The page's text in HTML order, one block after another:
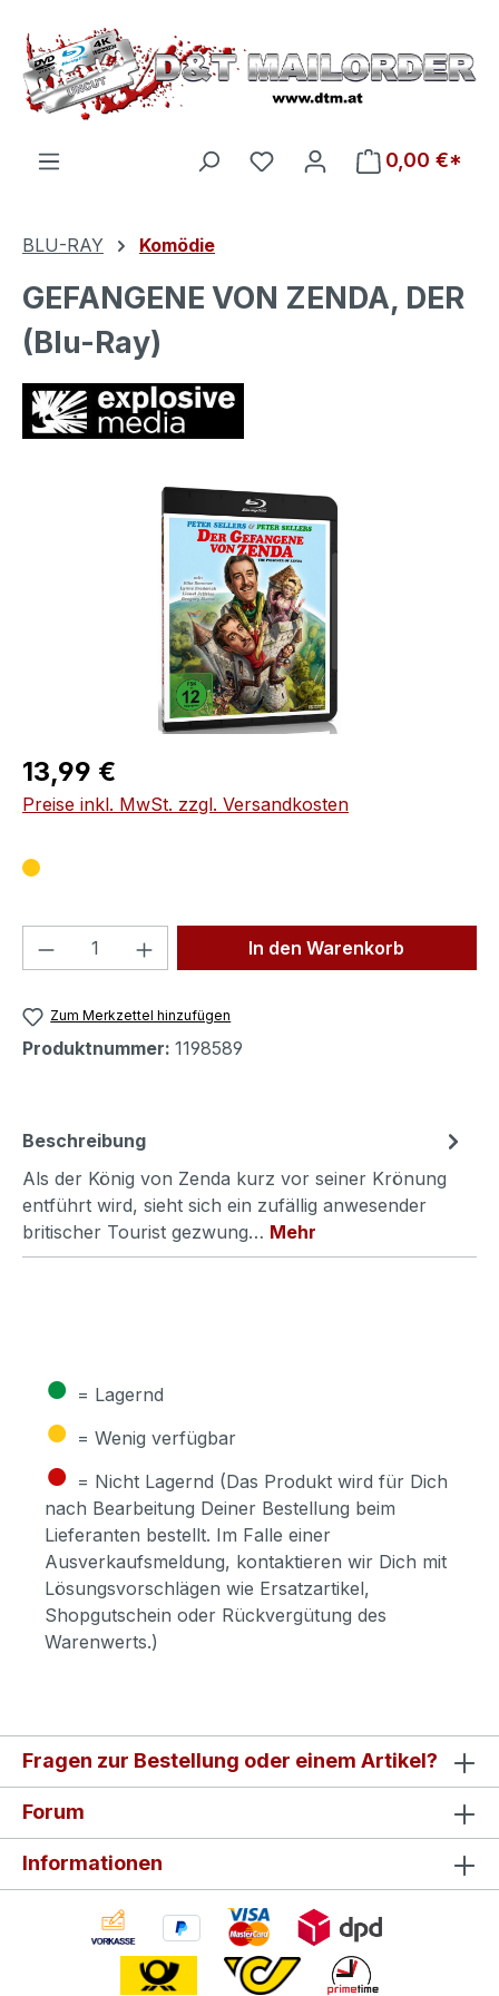
Zum Hauptinhalt springen
Du hast 0 Produkte auf
0,00 €*
BLU-RAY Komödie
GEFANGENE VON ZENDA, DER
(Blu-Ray)
Bildergalerie überspringen
Regulärer Preis:
13,99 €
Preise inkl. MwSt. zzgl. Versandkosten
Produkt Anzahl: Gib denIn den Warenkorb
Zum Merkzettel hinzufügen
Produktnummer: 1198589
Beschreibung
Als der König von Zenda kurz vor seiner Krönung
entführt wird, sieht sich ein zufällig anwesender
britischer Tourist gezwung… Mehr
● = Lagernd
● = Wenig verfügbar
● = Nicht Lagernd (Das Produkt wird für Dich
nach Bearbeitung Deiner Bestellung beim
Lieferanten bestellt. Im Falle einer
Ausverkaufsmeldung, kontaktieren wir Dich mit
Lösungsvorschlägen wie Ersatzartikel,
Shopgutschein oder Rückvergütung des
Warenwerts.)
Fragen zur Bestellung oder einem Artikel?
Forum
Informationen